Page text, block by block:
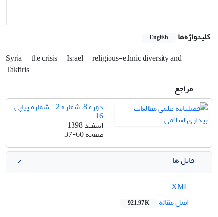
کلیدواژه‌ها English
Syria the crisis Israel
religious-ethnic diversity and
Takfiris
مراجع
دوره 8، شماره 2 - شماره پیاپی
16
اسفند 1398
صفحه37-60
فایل ها
اصل مقاله
921.97 K